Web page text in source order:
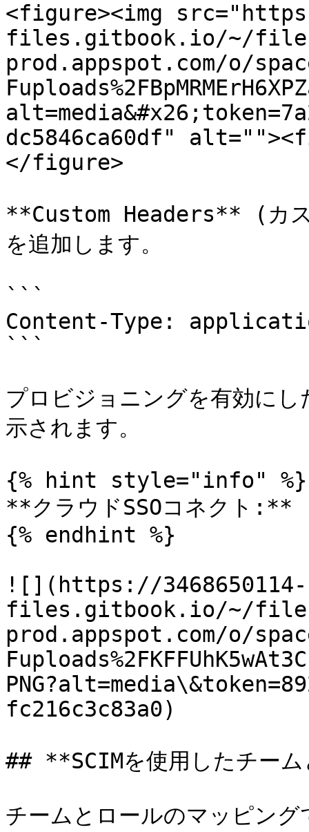
<figure><img
files.gitbook.io/~/
prod.appspot.com/o/
dc5846ca60df"
</figure>
**Custom Headers** (カス
を追加します。
```
Content-Type:
```
プロビジョニングを有効に
示されます。
{% hint style="info" %}
**クラウドSSOコネクト:**
{% endhint %}
![](https://3468650114-
files.gitbook.io/~/
prod.appspot.com/o/
fc216c3c83a0)
## **SCIMを使用したチー
チームとロールのマッピン